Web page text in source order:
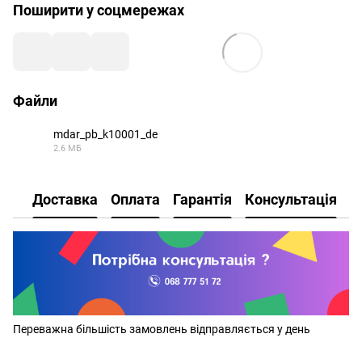
Поширити у соцмережах
Файли
mdar_pb_k10001_de
2.6 МБ
Доставка Оплата Гарантія Консультація
Переважна більшість замовлень відправляється у день